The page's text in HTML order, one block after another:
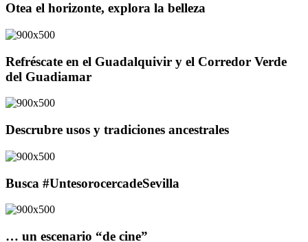
Otea el horizonte, explora la belleza
Refréscate en el Guadalquivir y el Corredor Verde
del Guadiamar
Descrubre usos y tradiciones ancestrales
Busca #UntesorocercadeSevilla
… un escenario “de cine”